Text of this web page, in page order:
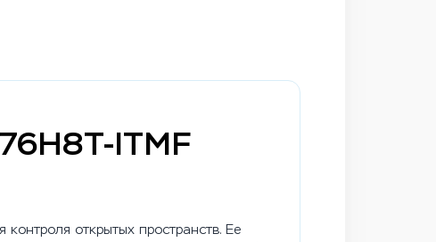
ITMF
открытых пространств. Ее